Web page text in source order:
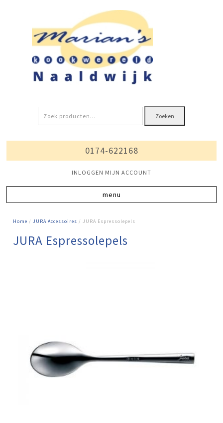
Zoeken
naar:
Zoeken
0174-622168
INLOGGEN MIJN ACCOUNT
Home /JURA Accessoires / JURA Espressolepels
JURA Espressolepels